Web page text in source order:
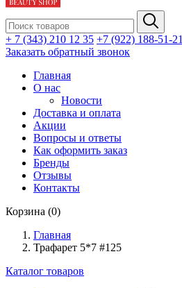
+ 7 (343) 210 12 35 +7 (922) 188-51-21
Заказать обратный звонок
Главная
О нас
Новости
Доставка и оплата
Акции
Вопросы и ответы
Как оформить заказ
Бренды
Отзывы
Контакты
Корзина (0)
Главная
Трафарет 5*7 #125
Каталог товаров